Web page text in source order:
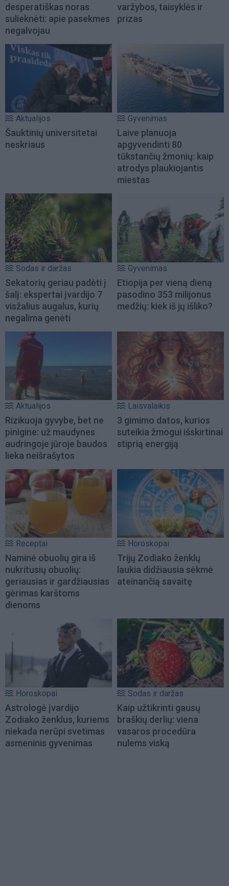
desperatiškas noras
sulieknėti: apie pasekmes
negalvojau
varžybos, taisyklės ir
prizas
Aktualijos
Šauktinių universitetai
neskriaus
Gyvenimas
Laive planuoja
apgyvendinti 80
tūkstančių žmonių: kaip
atrodys plaukiojantis
miestas
Sodas ir daržas
Sekatorių geriau padėti į
šalį: ekspertai įvardijo 7
visžalius augalus, kurių
negalima genėti
Gyvenimas
Etiopija per vieną dieną
pasodino 353 milijonus
medžių: kiek iš jų išliko?
Aktualijos
Rizikuoja gyvybe, bet ne
pinigine: už maudynes
audringoje jūroje baudos
lieka neišrašytos
Laisvalaikis
3 gimimo datos, kurios
suteikia žmogui išskirtinai
stiprią energiją
Receptai
Naminė obuolių gira iš
nukritusių obuolių:
geriausias ir gardžiausias
gėrimas karštoms
dienoms
Horoskopai
Trijų Zodiako ženklų
laukia didžiausia sėkmė
ateinančią savaitę
Horoskopai
Astrologė įvardijo
Zodiako ženklus, kuriems
niekada nerūpi svetimas
asmeninis gyvenimas
Sodas ir daržas
Kaip užtikrinti gausų
braškių derlių: viena
vasaros procedūra
nulems viską